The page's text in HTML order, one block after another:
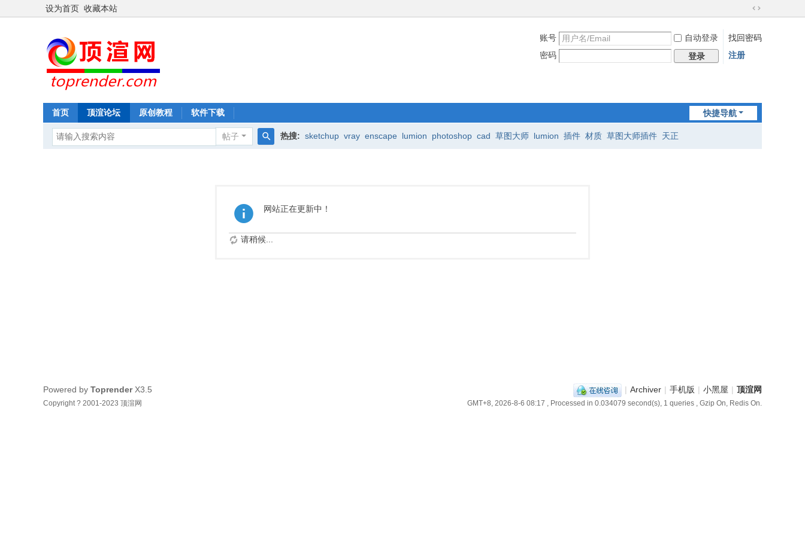
设为首页 收藏本站
切
到
账号 自动登录
找回密码
密码
登录 注册
快捷导航
首页 顶渲论坛 原创教程 软件下载
帖子 热搜: sketchup vray enscape lumion photoshop cad 草图大师 lumion 插件 材质 草图大师插件 天正
网站正在更新中！
请稍候...
| Archiver | 手机版 | 小黑屋 | 顶渲网
GMT+8, 2026-8-6 08:17 , Processed in 0.034079 second(s), 1 queries , Gzip On, Redis On.
Powered by Toprender X3.5
Copyright ? 2001-2023 顶渲网